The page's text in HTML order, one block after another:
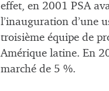
effet, en 2001 PSA
l’inauguration d’une
troisième équipe de
Amérique latine. En
marché de 5 %.